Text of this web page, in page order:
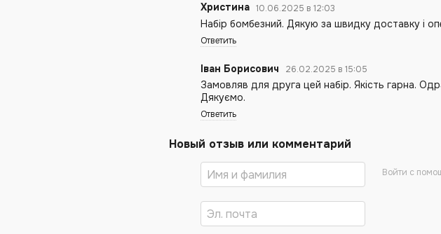
Христина 10.06.2025 в 12:03
Набір бомбезний. Дякую за швидку доставку і
Ответить
Іван Борисович 26.02.2025 в 15:05
Замовляв для друга цей набір. Якість гарна.
Дякуємо.
Ответить
Новый отзыв или комментарий
Войти с